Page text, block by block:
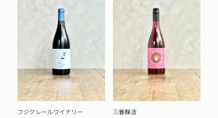
フジクレールワイナリー 三養醸造